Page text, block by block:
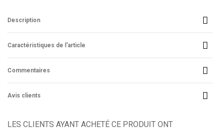
Description
Caractéristiques de l'article
Commentaires
Avis clients
LES CLIENTS AYANT ACHETÉ CE PRODUIT ONT